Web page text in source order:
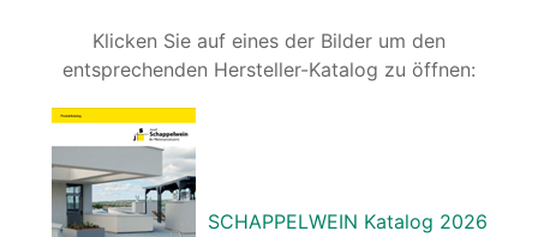
Klicken Sie auf eines der Bilder um den
entsprechenden Hersteller-Katalog zu öffnen:
SCHAPPELWEIN Katalog 2026